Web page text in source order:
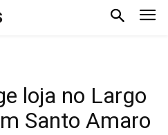
loja no Largo
Santo Amaro